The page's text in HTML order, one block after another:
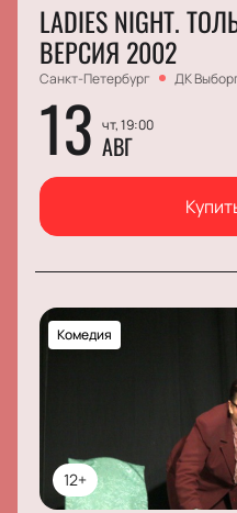
LADIES NIGHT.
ВЕРСИЯ 2002
Санкт-Петербург ДК
13 чт, 19:00
АВГ
12+
Комедия